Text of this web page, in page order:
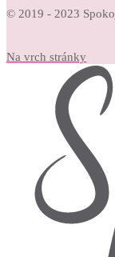
© 2019 - 2023
Na vrch stránky